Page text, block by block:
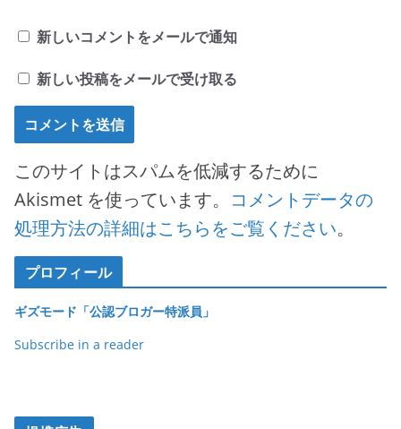
新しいコメントをメールで通知
新しい投稿をメールで受け取る
このサイトはスパムを低減するために
Akismet を使っています。 コメントデータの
処理方法の詳細はこちらをご覧ください。
プロフィール
ギズモード「公認ブロガー特派員」
Subscribe in a reader